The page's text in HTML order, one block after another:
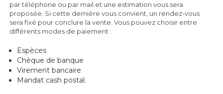
par téléphone ou par mail et une estimation vous sera
proposée. Si cette dernière vous convient, un rendez-vous
sera fixé pour conclure la vente. Vous pouvez choisir entre
différents modes de paiement :
Espèces
Chèque de banque
Virement bancaire
Mandat cash postal.